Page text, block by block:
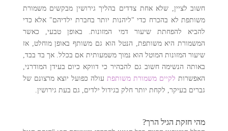
חשוב לציין, שלא אחת צדדים בהליך גירושין מבקשים משמורת
משותפת לא בהכרח כדי "ליהנות יותר בחברת ילדיהם" אלא כדי
להביא להפחתת שיעור דמי המזונות. באופן טבעי, כאשר
המשמורת היא משותפת, הנטל הוא גם משותף באופן מוחלט, אז
שיעור המזונות המוטל הוא נמוך משמעותית אם בכלל. אך בד בבד,
באותה הנשימה חשוב גם להבהיר כי דווקא כיום בעידן המודרני,
האפשרות לקיים משמורת משותפת עולה כפועל יוצא מרצונם של
גברים בעיקר, לקחת יותר חלק בגידול ילדים, גם בעת גירושין.
מהי חזקת הגיל הרך?